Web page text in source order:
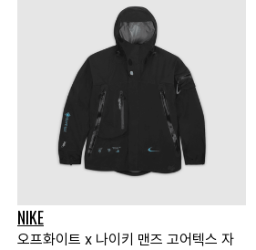
NIKE
오프화이트 x 나이키 맨즈 고어텍스 자